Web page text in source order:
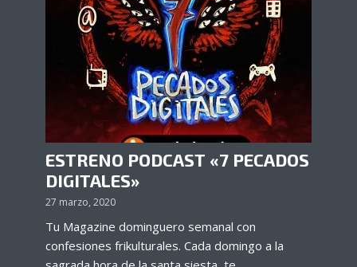
ESTRENO PODCAST «7 PECADOS
DIGITALES»
27 marzo, 2020
Tu Magazine dominguero semanal con
confesiones frikulturales. Cada domingo a la